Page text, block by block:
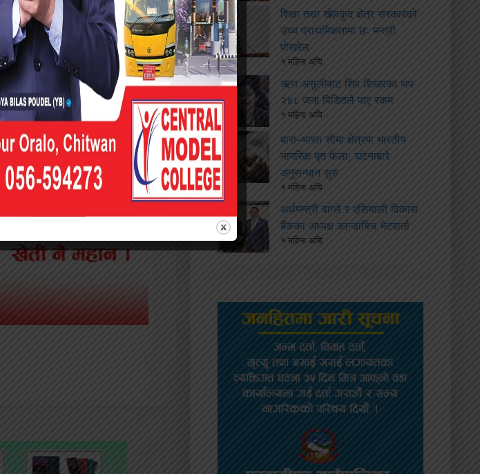
शिक्षा तथा खेलकुद क्षेत्र सरकारको
उच्च प्राथमिकतामा छः मन्त्री
पोखरेल
१ महिना अघि
ऋण असुलीबाट शिव शिखरका थप
२४८ जना पिडितले पाए रकम
१ महिना अघि
बारा–भारत सीमा क्षेत्रमा भारतीय
नागरिक मृत फेला, घटनाबारे
अनुसन्धान सुरु
१ महिना अघि
अर्थमन्त्री वाग्ले र एसियाली विकास
बैंकका अध्यक्ष कान्डाबिच भेटवार्ता
१ महिना अघि